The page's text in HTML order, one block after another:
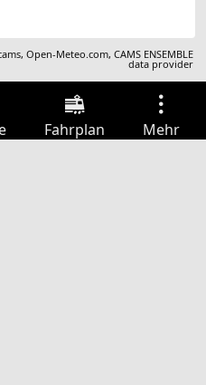
,Open-Meteo.com,CAMS ENSEMBLE
data provider
Fahrplan Mehr